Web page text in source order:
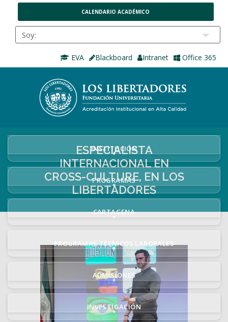
CALENDARIO ACADÉMICO
EVA Blackboard Intranet Office 365
INSTITUCIÓN
+
PROGRAMAS
+
CARTAGENA
+
PROGRAMAS TÉCNICOS LABORALES
+
ADMISIONES
+
INVESTIGACIÓN
+
ESPECIALISTA
INTERNACIONAL EN
CROSS-CULTURE, EN LOS
LIBERTADORES